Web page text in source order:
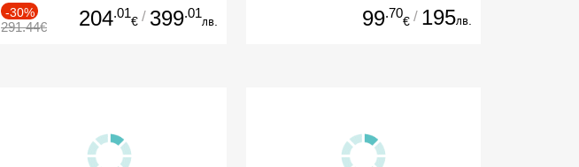
-30%
291.44€ 204.01
€ / 399.01
лв. 99.70
€ / 195лв.